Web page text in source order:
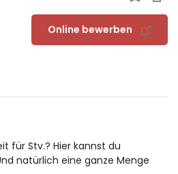
Online bewerben
für Stv.? Hier kannst du
natürlich eine ganze Menge